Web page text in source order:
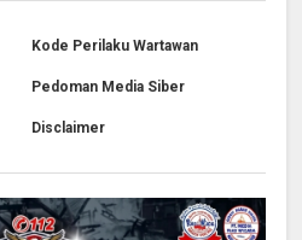
Kode Perilaku Wartawan
Pedoman Media Siber
Disclaimer